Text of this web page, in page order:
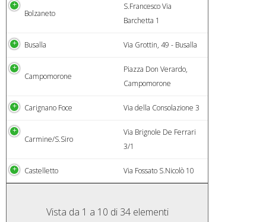
Bolzaneto
S.Francesco Via
Barchetta 1
Busalla Via Grottin, 49 - Busalla
Campomorone
Piazza Don Verardo,
Campomorone
Carignano Foce Via della Consolazione 3
Carmine/S.Siro
Via Brignole De Ferrari
3/1
Castelletto Via Fossato S.Nicolò 10
Vista da 1 a 10 di 34 elementi